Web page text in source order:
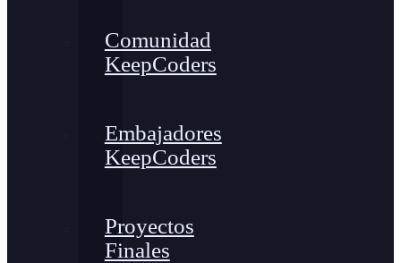
Comunidad
KeepCoders
Embajadores
KeepCoders
Proyectos
Finales